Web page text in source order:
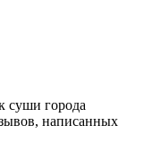
суши города
написанных